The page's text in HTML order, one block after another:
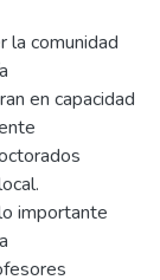
la comunidad
en capacidad
importante